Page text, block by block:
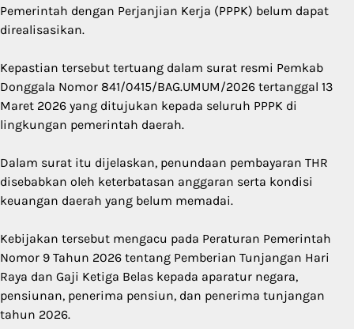
Pemerintah dengan Perjanjian Kerja (PPPK) belum dapat
direalisasikan.
Kepastian tersebut tertuang dalam surat resmi Pemkab
Donggala Nomor 841/0415/BAG.UMUM/2026 tertanggal 13
Maret 2026 yang ditujukan kepada seluruh PPPK di
lingkungan pemerintah daerah.
Dalam surat itu dijelaskan, penundaan pembayaran THR
disebabkan oleh keterbatasan anggaran serta kondisi
keuangan daerah yang belum memadai.
Kebijakan tersebut mengacu pada Peraturan Pemerintah
Nomor 9 Tahun 2026 tentang Pemberian Tunjangan Hari
Raya dan Gaji Ketiga Belas kepada aparatur negara,
pensiunan, penerima pensiun, dan penerima tunjangan
tahun 2026.